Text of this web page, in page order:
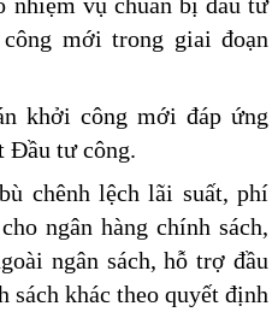
mới trong giai đoạn
khởi công mới đáp ứng
Đầu tư công.
chênh lệch lãi suất, phí
ngân hàng chính sách,
ngân sách, hỗ trợ đầu
sách khác theo quyết định